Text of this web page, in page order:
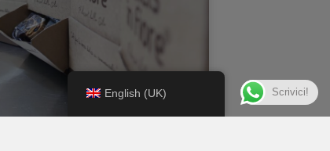
English (UK) Scrivici!